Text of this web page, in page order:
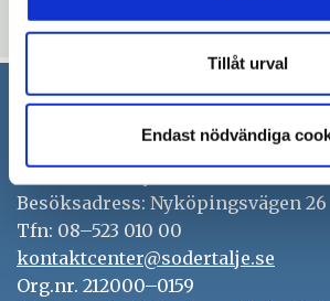
Tillåt urval
Endast nödvändiga
Uppdaterad: 2023-10-27
Södertälje kommun
Besöksadress: Nyköpingsvägen 26
Tfn: 08–523 010 00
kontaktcenter@sodertalje.se
Org.nr. 212000–0159